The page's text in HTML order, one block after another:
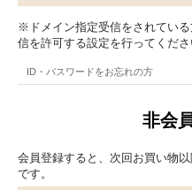
※ドメイン指定受信をされてい
信を許可する設定を行ってくださ
ID・パスワードをお忘れの方
非会
会員登録すると、次回お買い物
です。